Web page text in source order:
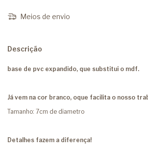
Meios de envio
Descrição
base de pvc expandido, que substitui o mdf.
Já vem na cor branco, oque facilita o nosso
Tamanho: 7cm de diametro
Detalhes fazem a diferença!